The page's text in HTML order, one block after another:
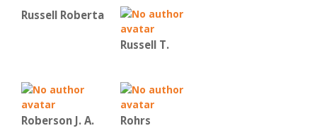
Russell Roberta
Russell T.
Roberson J. A. Rohrs